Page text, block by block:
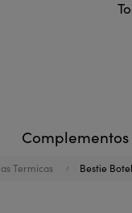
Complementos
Termicas Bestie